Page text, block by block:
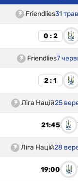
Friendlies31
0 : 2
Friendlies7
2 : 1
Ліга Націй25
21:45
Ліга Націй28
19:00